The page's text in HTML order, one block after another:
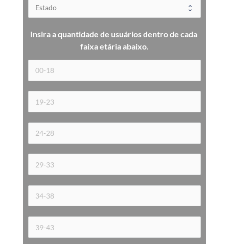
faixa etária abaixo.